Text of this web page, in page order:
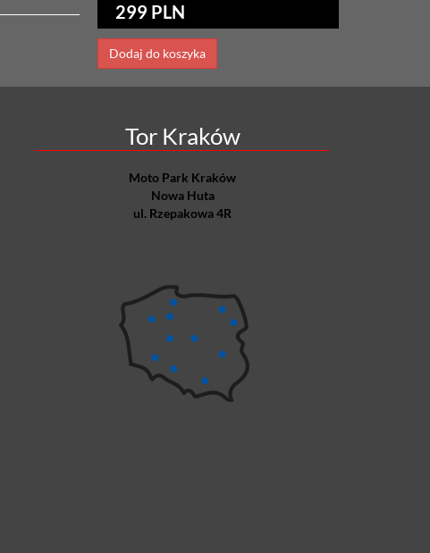
299 PLN
Dodaj do koszyka
Tor Kraków
Moto Park Kraków
Nowa Huta
ul. Rzepakowa 4R